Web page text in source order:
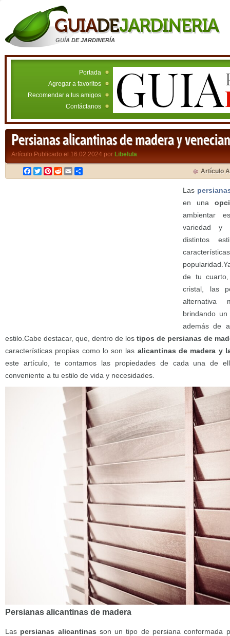
GUÍA DE JARDINERÍA
Portada
Agregar a favoritos
Recomendar a tus amigos
Contáctanos
Persianas alicantinas de madera y
Artículo Publicado el 16.02.2024 por Libelula
Facebook
TwitterPinterest
RedditEmail Artículo
Las
en una
ambientar
variedad y
distintos
de tu
cristal, las
alternativa
brindando
además de
estilo.Cabe destacar, que, dentro de los tipos de persianas de
características propias como lo son las alicantinas de madera y
este artículo, te contamos las propiedades de cada una de
conveniente a tu estilo de vida y necesidades.
Persianas alicantinas de madera
Las persianas alicantinas son un tipo de persiana conformada